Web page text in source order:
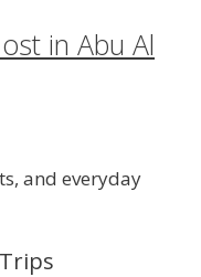
in Abu Al
and everyday